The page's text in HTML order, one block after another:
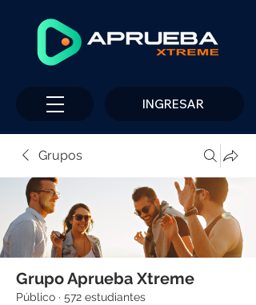
INGRESAR
Grupos
Grupo Aprueba Xtreme
Público · 572 estudiantes